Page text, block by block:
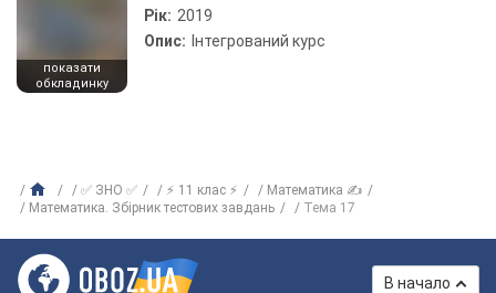
показати
обкладинку
Рік: 2019
Опис: Інтегрований курс
✅ ЗНО ✅ ⚡ 11 клас ⚡
Математика ✍
Математика. Збірник тестових завдань
Тема 17
В начало